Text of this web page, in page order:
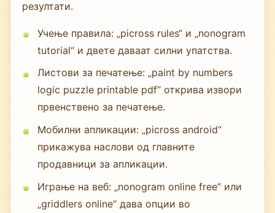
резултати.
Учење правила: „picross rules“ и „nonogram
tutorial“ и двете даваат силни упатства.
Листови за печатење: „paint by numbers
logic puzzle printable pdf“ открива извори
првенствено за печатење.
Мобилни апликации: „picross android“
прикажува наслови од главните
продавници за апликации.
Играње на веб: „nonogram online free“ или
„griddlers online“ дава опции во